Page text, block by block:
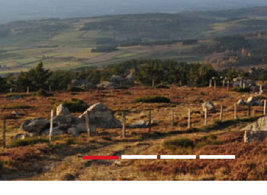
Monts et plateaux du Massif central